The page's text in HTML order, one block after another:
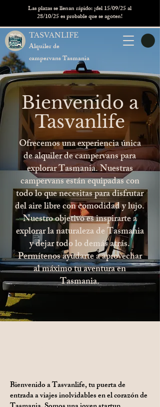
TASVANLIFE
Alquiler de
campervans Tasmania
Las plazas se llenan rápido: ¡del 15/09/25 al
28/10/25 es probable que se agoten!
Bienvenido a
Tasvanlife
Ofrecemos una experiencia única
de alquiler de campervans para
explorar Tasmania. Nuestras
campervans están equipadas con
todo lo que necesitas para disfrutar
del aire libre con comodidad y lujo.
Nuestro objetivo es inspirarte a
explorar la naturaleza de Tasmania
y dejar todo lo demás atrás.
Permítenos ayudarte a aprovechar
al máximo tu aventura en
Tasmania.
Bienvenido a Tasvanlife, tu puerta de
entrada a viajes inolvidables en el corazón de